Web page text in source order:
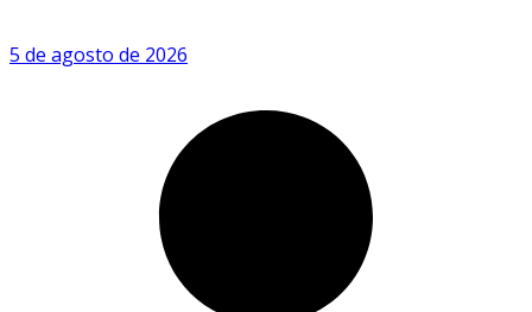
5 de agosto de 2026